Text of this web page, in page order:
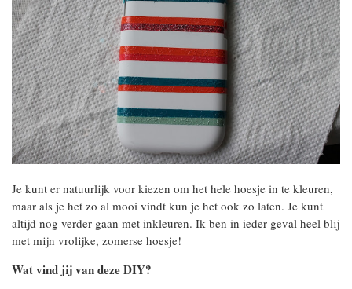
Je kunt er natuurlijk voor kiezen om het hele hoesje in te kleuren,
maar als je het zo al mooi vindt kun je het ook zo laten. Je kunt
altijd nog verder gaan met inkleuren. Ik ben in ieder geval heel blij
met mijn vrolijke, zomerse hoesje!
Wat vind jij van deze DIY?